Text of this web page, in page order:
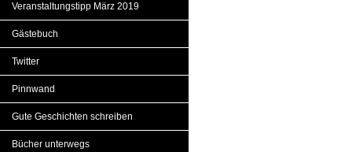
Veranstaltungstipp März 2019
Gästebuch
Twitter
Pinnwand
Gute Geschichten schreiben
Bücher unterwegs